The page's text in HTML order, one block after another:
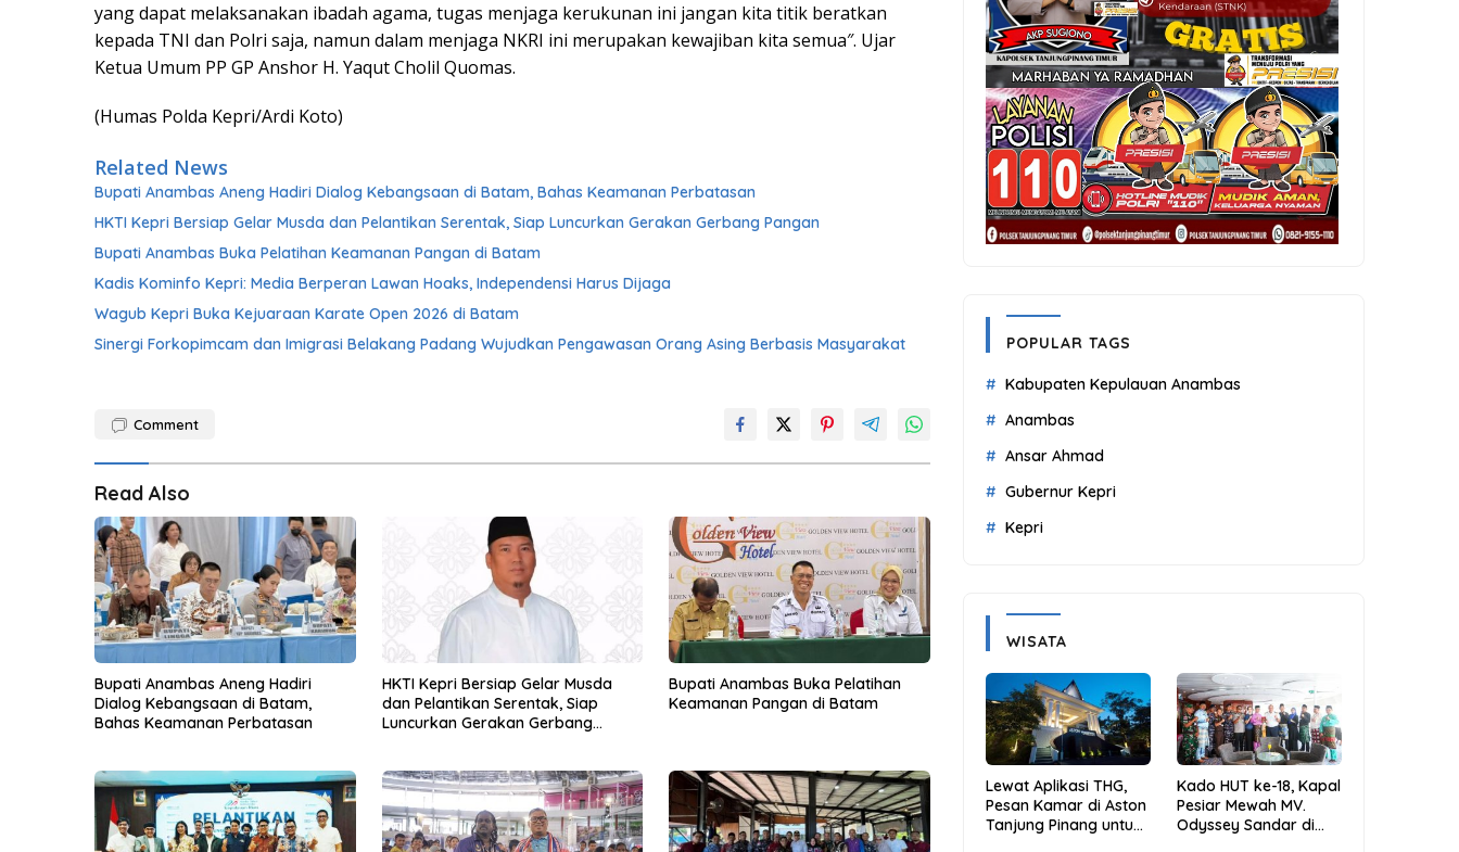
yang dapat melaksanakan ibadah agama, tugas menjaga kerukunan ini jangan kita titik beratkan
kepada TNI dan Polri saja, namun dalam menjaga NKRI ini merupakan kewajiban kita semua″. Ujar
Ketua Umum PP GP Anshor H. Yaqut Cholil Quomas.
(Humas Polda Kepri/Ardi Koto)
Related News
Bupati Anambas Aneng Hadiri Dialog Kebangsaan di Batam, Bahas Keamanan Perbatasan
HKTI Kepri Bersiap Gelar Musda dan Pelantikan Serentak, Siap Luncurkan Gerakan Gerbang Pangan
Bupati Anambas Buka Pelatihan Keamanan Pangan di Batam
Kadis Kominfo Kepri: Media Berperan Lawan Hoaks, Independensi Harus Dijaga
Wagub Kepri Buka Kejuaraan Karate Open 2026 di Batam
Sinergi Forkopimcam dan Imigrasi Belakang Padang Wujudkan Pengawasan Orang Asing Berbasis Masyarakat
Comment
Read Also
Bupati Anambas Aneng Hadiri
Dialog Kebangsaan di Batam,
Bahas Keamanan Perbatasan
HKTI Kepri Bersiap Gelar Musda
dan Pelantikan Serentak, Siap
Luncurkan Gerakan Gerbang
Bupati Anambas Buka Pelatihan
Keamanan Pangan di Batam
POPULAR TAGS
Kabupaten Kepulauan Anambas
Anambas
Ansar Ahmad
Gubernur Kepri
Kepri
WISATA
Lewat Aplikasi THG,
Pesan Kamar di Aston
Tanjung Pinang untuk
Kado HUT ke-18, Kapal
Pesiar Mewah MV.
Odyssey Sandar di